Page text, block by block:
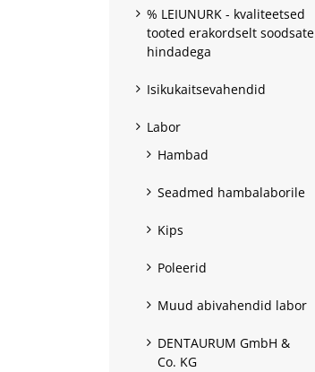
% LEIUNURK - kvaliteetsed
tooted erakordselt soodsate
hindadega
Isikukaitsevahendid
Labor
Hambad
Seadmed hambalaborile
Kips
Poleerid
Muud abivahendid labor
DENTAURUM GmbH &
Co. KG